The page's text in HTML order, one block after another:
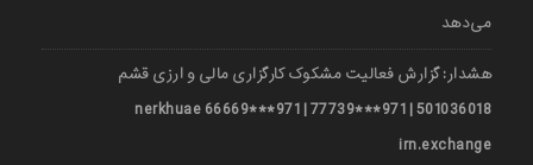
می‌دهد
هشدار: گزارش فعالیت مشکوک کارگزاری مالی و ارزی قشم
501036018 | 971***77739 | 971***66669 nerkhuae
irn.exchange